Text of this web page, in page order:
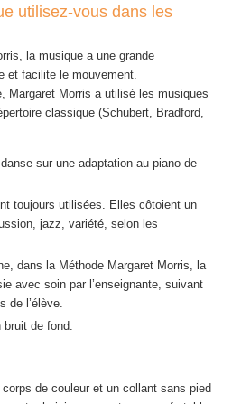
utilisez-vous dans les
la musique a une grande
et facilite le mouvement.
Margaret Morris a utilisé les musiques
classique (Schubert, Bradford,
sur une adaptation au piano de
toujours utilisées. Elles côtoient un
jazz, variété, selon les
dans la Méthode Margaret Morris, la
avec soin par l’enseignante, suivant
de l’élève.
bruit de fond.
de couleur et un collant sans pied